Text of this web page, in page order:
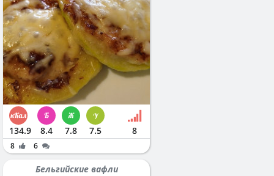
134.9 8.4 7.8 7.5 8
8 6
Бельгийские вафли